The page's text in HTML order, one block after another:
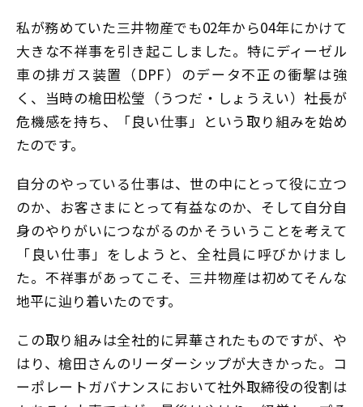
私が務めていた三井物産でも02年から04年にかけて
大きな不祥事を引き起こしました。特にディーゼル
車の排ガス装置（DPF）のデータ不正の衝撃は強
く、当時の槍田松瑩（うつだ・しょうえい）社長が
危機感を持ち、「良い仕事」という取り組みを始め
たのです。
自分のやっている仕事は、世の中にとって役に立つ
のか、お客さまにとって有益なのか、そして自分自
身のやりがいにつながるのか――そういうことを考えて
「良い仕事」をしようと、全社員に呼びかけまし
た。不祥事があってこそ、三井物産は初めてそんな
地平に辿り着いたのです。
この取り組みは全社的に昇華されたものですが、や
はり、槍田さんのリーダーシップが大きかった。コ
ーポレートガバナンスにおいて社外取締役の役割は